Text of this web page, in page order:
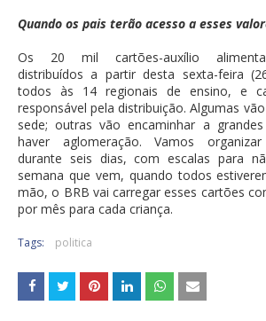
Quando os pais terão acesso a esses
Os 20 mil cartões-auxílio
distribuídos a partir desta sexta-feira
todos às 14 regionais de ensino, e
responsável pela distribuição. Algumas
sede; outras vão encaminhar a
haver aglomeração. Vamos
durante seis dias, com escalas para
semana que vem, quando todos
mão, o BRB vai carregar esses cartões
por mês para cada criança.
Tags: politica